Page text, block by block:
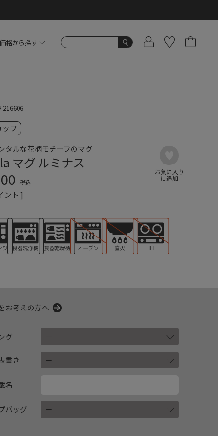
価格から探す
216606
ップ
タルな花柄モチーフのマグ
マグ ルミナス
税込
ント ]
お考えの方へ
グ
書き
名
バッグ